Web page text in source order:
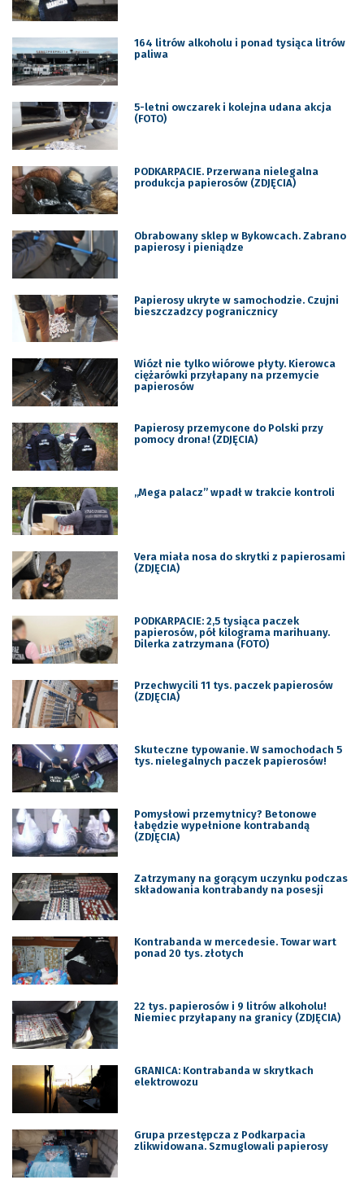
164 litrów alkoholu i ponad tysiąca litrów
paliwa
5-letni owczarek i kolejna udana akcja
(FOTO)
PODKARPACIE. Przerwana nielegalna
produkcja papierosów (ZDJĘCIA)
Obrabowany sklep w Bykowcach. Zabrano
papierosy i pieniądze
Papierosy ukryte w samochodzie. Czujni
bieszczadzcy pogranicznicy
Wiózł nie tylko wiórowe płyty. Kierowca
ciężarówki przyłapany na przemycie
papierosów
Papierosy przemycone do Polski przy
pomocy drona! (ZDJĘCIA)
„Mega palacz” wpadł w trakcie kontroli
Vera miała nosa do skrytki z papierosami
(ZDJĘCIA)
PODKARPACIE: 2,5 tysiąca paczek
papierosów, pół kilograma marihuany.
Dilerka zatrzymana (FOTO)
Przechwycili 11 tys. paczek papierosów
(ZDJĘCIA)
Skuteczne typowanie. W samochodach 5
tys. nielegalnych paczek papierosów!
Pomysłowi przemytnicy? Betonowe
łabędzie wypełnione kontrabandą
(ZDJĘCIA)
Zatrzymany na gorącym uczynku podczas
składowania kontrabandy na posesji
Kontrabanda w mercedesie. Towar wart
ponad 20 tys. złotych
22 tys. papierosów i 9 litrów alkoholu!
Niemiec przyłapany na granicy (ZDJĘCIA)
GRANICA: Kontrabanda w skrytkach
elektrowozu
Grupa przestępcza z Podkarpacia
zlikwidowana. Szmuglowali papierosy